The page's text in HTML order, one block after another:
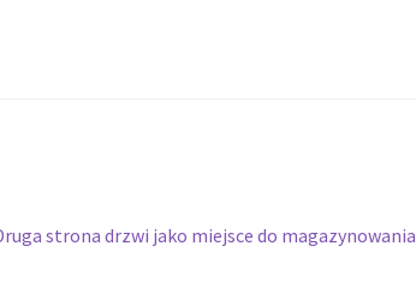
strona drzwi jako miejsce do magazynowania